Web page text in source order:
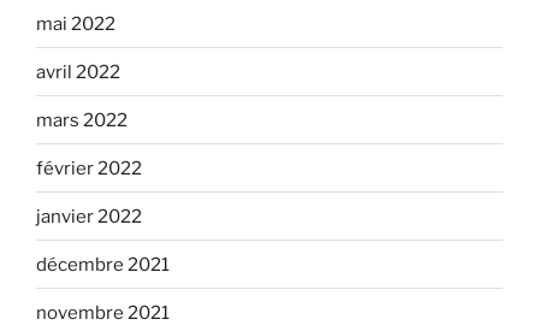
mai 2022
avril 2022
mars 2022
février 2022
janvier 2022
décembre 2021
novembre 2021